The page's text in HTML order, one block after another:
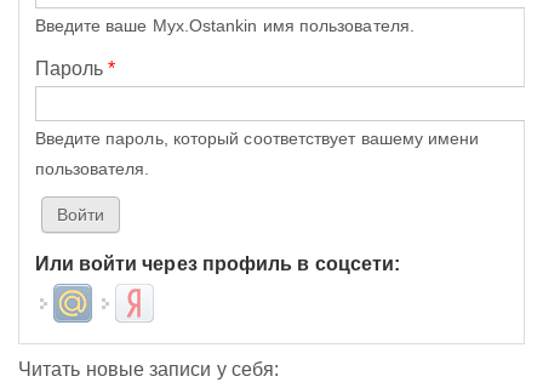
Введите ваше Myx.Ostankin имя пользователя.
Пароль*
Введите пароль, который соответствует вашему имени
пользователя.
Или войти через профиль в соцсети:
Login with Mail.ruLogin with Яндекс
Читать новые записи у себя: